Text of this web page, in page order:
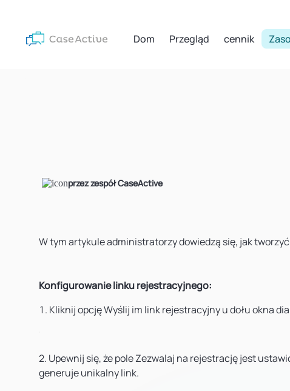
Dom Przegląd cennik
przez zespół CaseActive
W tym artykule administratorzy dowiedzą się, jak
Konfigurowanie linku rejestracyjnego:
Kliknij opcjęWyślij im link rejestracyjnyu dołu okna
2. Upewnij się, że poleZezwalaj na rejestracjęjest
generuje unikalny link.